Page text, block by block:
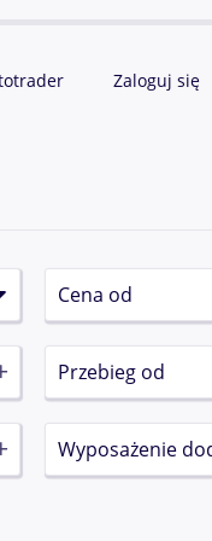
Zaloguj się
Wyposażenie